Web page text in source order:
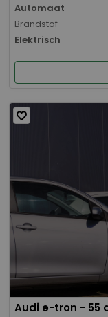
Automaat
Brandstof
Elektrisch
Audi e-tron - 55